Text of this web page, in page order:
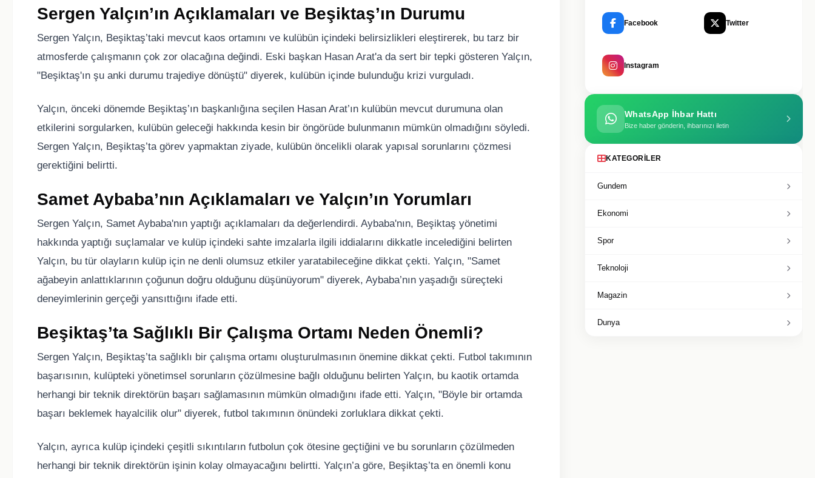
Sergen Yalçın’ın Açıklamaları ve Beşiktaş’ın Durumu
Sergen Yalçın, Beşiktaş’taki mevcut kaos ortamını ve kulübün içindeki belirsizlikleri eleştirerek, bu tarz bir
atmosferde çalışmanın çok zor olacağına değindi. Eski başkan Hasan Arat'a da sert bir tepki gösteren Yalçın,
"Beşiktaş'ın şu anki durumu trajediye dönüştü" diyerek, kulübün içinde bulunduğu krizi vurguladı.
Yalçın, önceki dönemde Beşiktaş’ın başkanlığına seçilen Hasan Arat’ın kulübün mevcut durumuna olan
etkilerini sorgularken, kulübün geleceği hakkında kesin bir öngörüde bulunmanın mümkün olmadığını söyledi.
Sergen Yalçın, Beşiktaş’ta görev yapmaktan ziyade, kulübün öncelikli olarak yapısal sorunlarını çözmesi
gerektiğini belirtti.
Samet Aybaba’nın Açıklamaları ve Yalçın’ın Yorumları
Sergen Yalçın, Samet Aybaba'nın yaptığı açıklamaları da değerlendirdi. Aybaba'nın, Beşiktaş yönetimi
hakkında yaptığı suçlamalar ve kulüp içindeki sahte imzalarla ilgili iddialarını dikkatle incelediğini belirten
Yalçın, bu tür olayların kulüp için ne denli olumsuz etkiler yaratabileceğine dikkat çekti. Yalçın, "Samet
ağabeyin anlattıklarının çoğunun doğru olduğunu düşünüyorum" diyerek, Aybaba’nın yaşadığı süreçteki
deneyimlerinin gerçeği yansıttığını ifade etti.
Beşiktaş’ta Sağlıklı Bir Çalışma Ortamı Neden Önemli?
Sergen Yalçın, Beşiktaş’ta sağlıklı bir çalışma ortamı oluşturulmasının önemine dikkat çekti. Futbol takımının
başarısının, kulüpteki yönetimsel sorunların çözülmesine bağlı olduğunu belirten Yalçın, bu kaotik ortamda
herhangi bir teknik direktörün başarı sağlamasının mümkün olmadığını ifade etti. Yalçın, "Böyle bir ortamda
başarı beklemek hayalcilik olur" diyerek, futbol takımının önündeki zorluklara dikkat çekti.
Yalçın, ayrıca kulüp içindeki çeşitli sıkıntıların futbolun çok ötesine geçtiğini ve bu sorunların çözülmeden
herhangi bir teknik direktörün işinin kolay olmayacağını belirtti. Yalçın’a göre, Beşiktaş’ta en önemli konu
Facebook Twitter
Instagram
WhatsApp İhbar Hattı
Bize haber gönderin, ihbarınızı iletin
KATEGORILER
Gundem
Ekonomi
Spor
Teknoloji
Magazin
Dunya